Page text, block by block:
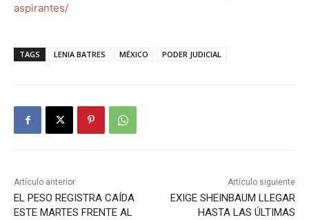
aspirantes/
TAGS LENIA BATRES MÉXICO PODER JUDICIAL
Artículo anterior
EL PESO REGISTRA CAÍDA
ESTE MARTES FRENTE AL
Artículo siguiente
EXIGE SHEINBAUM LLEGAR
HASTA LAS ÚLTIMAS